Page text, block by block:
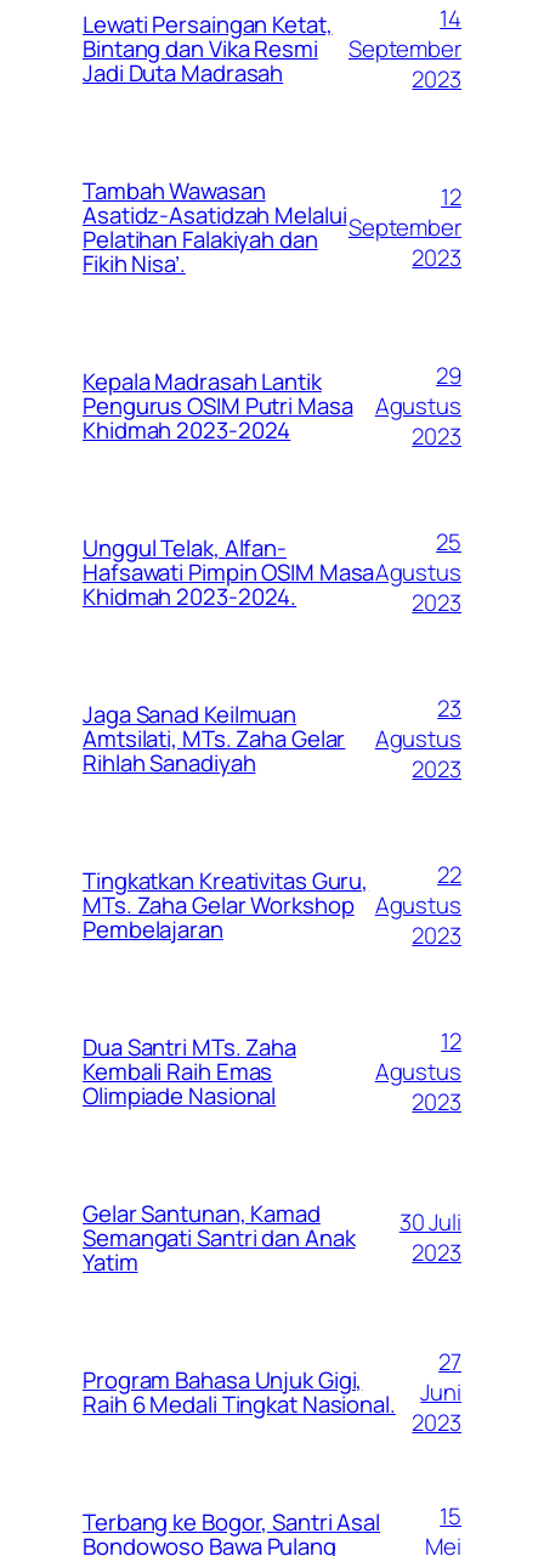
Lewati Persaingan Ketat,
Bintang dan Vika Resmi
Jadi Duta Madrasah
14
September
2023
Tambah Wawasan
Asatidz-Asatidzah Melalui
Pelatihan Falakiyah dan
Fikih Nisa’.
12
September
2023
Kepala Madrasah Lantik
Pengurus OSIM Putri Masa
Khidmah 2023-2024
29
Agustus
2023
Unggul Telak, Alfan-
Hafsawati Pimpin OSIM Masa
Khidmah 2023-2024.
25
Agustus
2023
Jaga Sanad Keilmuan
Amtsilati, MTs. Zaha Gelar
Rihlah Sanadiyah
23
Agustus
2023
Tingkatkan Kreativitas Guru,
MTs. Zaha Gelar Workshop
Pembelajaran
22
Agustus
2023
Dua Santri MTs. Zaha
Kembali Raih Emas
Olimpiade Nasional
12
Agustus
2023
Gelar Santunan, Kamad
Semangati Santri dan Anak
Yatim
30 Juli
2023
Program Bahasa Unjuk Gigi,
Raih 6 Medali Tingkat Nasional.
27
Juni
2023
Terbang ke Bogor, Santri Asal
Bondowoso Bawa Pulang
15
Mei